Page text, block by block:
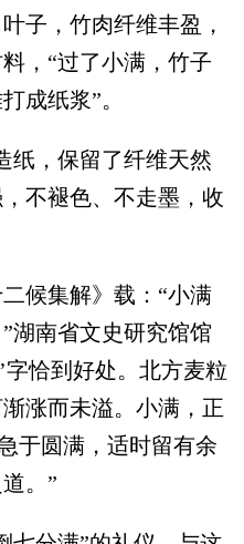
子，竹肉纤维丰盈，
，“过了小满，竹子
成纸浆”。
，保留了纤维天然
不褪色、不走墨，收
集解》载：“小满
湖南省文史研究馆馆
字恰到好处。北方麦粒
涨而未溢。小满，正
于圆满，适时留有余
。”